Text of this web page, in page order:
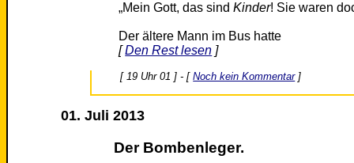
„Mein Gott, das sindKinder! Sie waren
Der ältere Mann im Bus hatte
[Den Rest lesen ]
[ 19 Uhr 01 ] - [Noch kein Kommentar]
01. Juli 2013
Der Bombenleger.